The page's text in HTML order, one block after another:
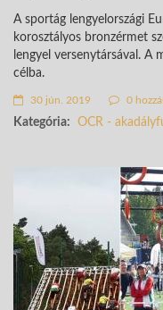
A sportág lengyelországi
korosztályos bronzérmet
lengyel versenytársával. A
célba.
30 jún. 2019 0
Kategória: OCR -